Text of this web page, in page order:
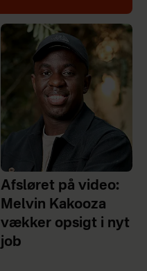
Afsløret på video:
Melvin Kakooza
vækker opsigt i nyt
job